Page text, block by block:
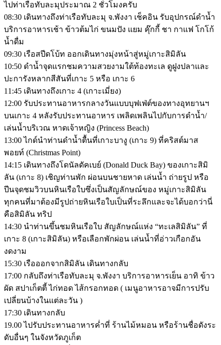
ไปท่าเรือทับละมุประมาณ 2 ชั่วโมงครับ
08:30 เดินทางถึงท่าเรือทับละมุ จ.พังงา เช็คอิน รับอุปกรณ์ดำน้ำ
บริการอาหารเช้า ข้าวต้มไก่ ขนมปัง แยม คุ๊กกี้ ชา กาแฟ โกโก้
น้ำดื่ม
09:30 เรือสปีดโบ้ท ออกเดินทางมุ่งหน้าสู่หมู่เกาะสิมิลัน
10:50 ดำน้ำจุดแรกชมความสวยงามใต้ท้องทะเล ดูฝูงปลาและ
ปะการังหลากสีสันที่เกาะ 5 หรือ เกาะ 6
11:45 เดินทางถึงเกาะ 4 (เกาะเมี่ยง)
12:00 รับประทานอาหารกลางวันแบบบุฟเฟ่ต์ของทางอุทยานฯ
บนเกาะ 4 หลังรับประทานอาหาร เพลิดเพลินไปกับการดำน้ำ/
เล่นน้ำบริเวณ หาดเจ้าหญิง (Princess Beach)
13:00 ไกด์นำท่านดำน้ำตื้นที่เกาะบางู (เกาะ 9) ที่คริสต์มาส
พอยท์ (Christmas Point)
14:15 เดินทางถึงโดนัลดัคเบย์ (Donald Duck Bay) ของเกาะสิมิ
ลัน (เกาะ 8) เชิญท่านพัก ผ่อนบนชายหาด เล่นน้ำ ถ่ายรูป หรือ
ปีนจุดชมวิวบนหินเรือใบซึ่งเป็นสัญลักษณ์ของ หมู่เกาะสิมิลัน
ทุกคนที่มาต้องมีรูปถ่ายหินเรือใบเป็นที่ระลึกและจะได้บอกว่านี่
คือสิมิลัน ทริป
14:30 นำท่านขึ้นชมหินเรือใบ สัญลักษณ์แห่ง “ทะเลสิมิลัน” ที่
เกาะ 8 (เกาะสิมิลัน) หรือเลือกพักผ่อน เล่นน้ำที่อ่าวเกือกอัน
งดงาม
15:30 เรือออกจากสิมิลัน เดินทางกลับ
17:00 กลับถึงท่าเรือทับละมุ จ.พังงา บริการอาหารเย็น อาทิ ข้าว
ผัด สปาเก็ตตี้ ไก่ทอด ไส้กรอกทอด ( เมนูอาหารอาจมีการปรับ
เปลี่ยนบ้างในแต่ละวัน )
17:30 เดินทางกลับ
19.00 ไปรับประทานอาหารค่ำที่ ร้านไม้หมอน หรือร้านชื่อดังระ
ดับอื่นๆ ในจังหวัดภูเก็ต